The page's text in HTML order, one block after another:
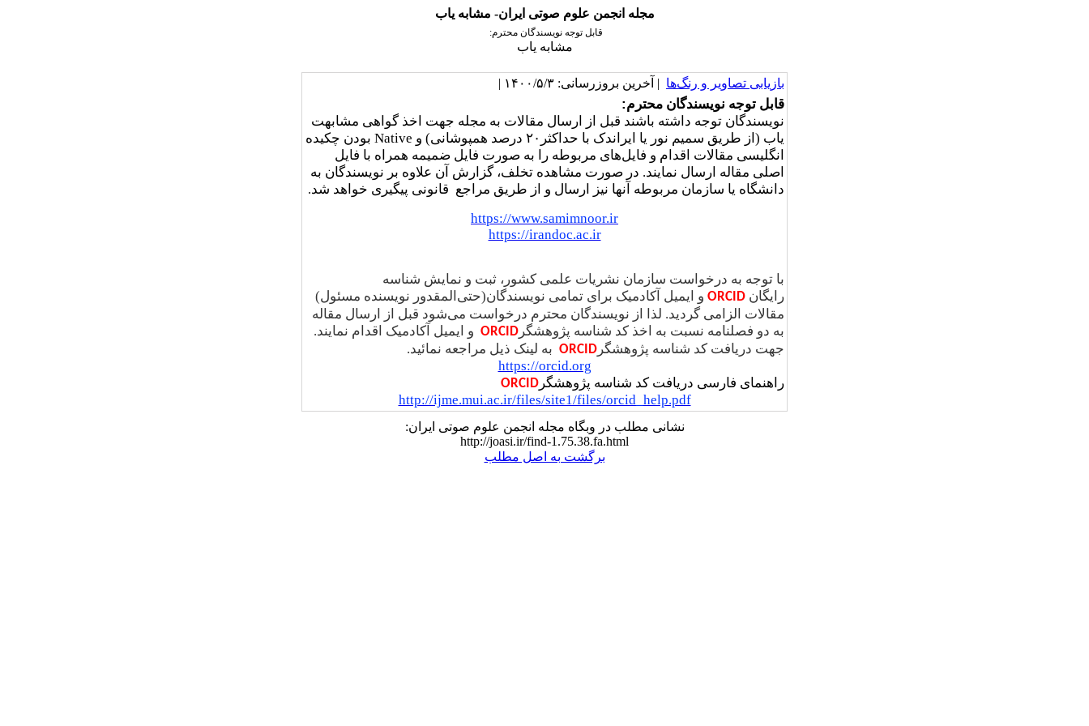
مجله انجمن علوم صوتی ایران- مشابه یاب
قابل توجه نویسندگان محترم:
مشابه یاب
بازیابی تصاویر و رنگ‌ها | آخرین بروزرسانی: ۱۴۰۰/۵/۳ |
قابل توجه نویسندگان محترم:
نویسندگان توجه داشته باشند قبل از ارسال مقالات به مجله جهت اخذ گواهی مشابهت
یاب (از طریق سمیم نور یا ایراندک با حداکثر۲۰ درصد همپوشانی) و
Native بودن چکیده
انگلیسی مقالات اقدام و فایل‌های مربوطه را به صورت فایل ضمیمه همراه با فایل
اصلی مقاله ارسال نمایند. در صورت مشاهده تخلف، گزارش آن علاوه بر نویسندگان به
دانشگاه یا سازمان مربوطه آنها نیز ارسال و از طریق مراجع قانونی پیگیری خواهد شد.
https://www.samimnoor.ir
https://irandoc.ac.ir
با توجه به درخواست سازمان نشریات علمی کشور، ثبت و نمایش شناسه
رایگان ORCID و ایمیل آکادمیک برای تمامی نویسندگان(حتی‌المقدور نویسنده مسئول)
مقالات الزامی گردید. لذا از نویسندگان محترم درخواست می‌شود قبل از ارسال مقاله
به دو فصلنامه نسبت به اخذ کد شناسه پژوهشگر ORCID و ایمیل آکادمیک اقدام نمایند.
جهت دریافت کد شناسه پژوهشگر ORCID به لینک ذیل مراجعه نمائید.
https://orcid.org
راهنمای فارسی دریافت کد شناسه پژوهشگر ORCID
http://ijme.mui.ac.ir/files/site1/files/orcid_help.pdf
نشانی مطلب در وبگاه مجله انجمن علوم صوتی ایران:
http://joasi.ir/find-1.75.38.fa.html
برگشت به اصل مطلب